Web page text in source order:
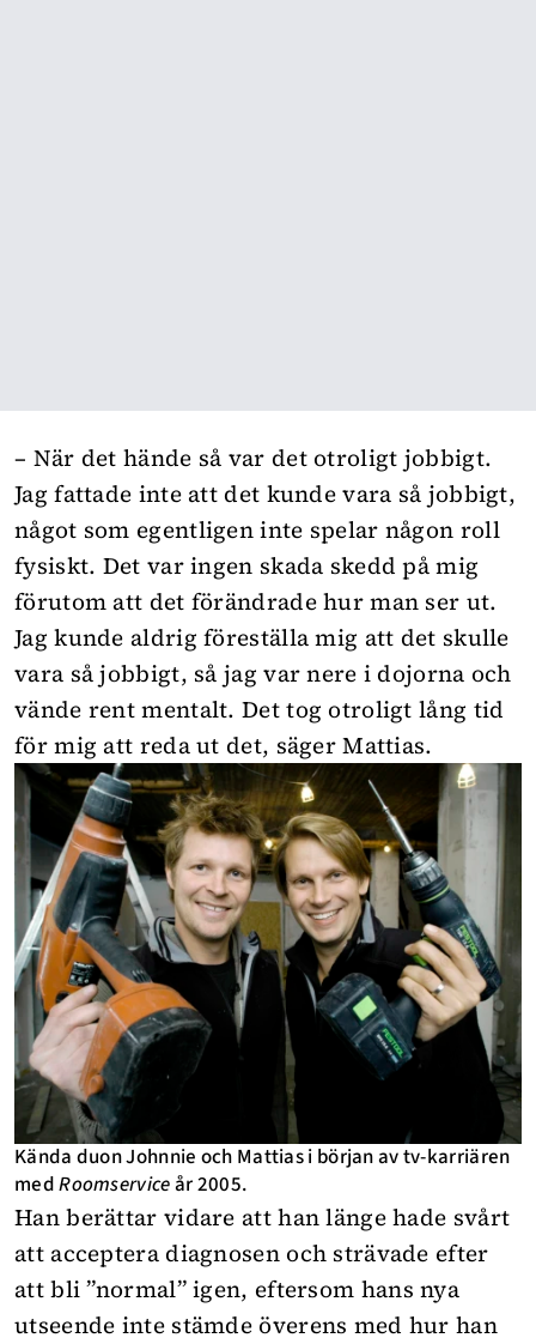
– När det hände så var det otroligt jobbigt.
Jag fattade inte att det kunde vara så jobbigt,
något som egentligen inte spelar någon roll
fysiskt. Det var ingen skada skedd på mig
förutom att det förändrade hur man ser ut.
Jag kunde aldrig föreställa mig att det skulle
vara så jobbigt, så jag var nere i dojorna och
vände rent mentalt. Det tog otroligt lång tid
för mig att reda ut det, säger Mattias.
Kända duon Johnnie och Mattias i början av tv-karriären
medRoomserviceår 2005.
Han berättar vidare att han länge hade svårt
att acceptera diagnosen och strävade efter
att bli ”normal” igen, eftersom hans nya
utseende inte stämde överens med hur han